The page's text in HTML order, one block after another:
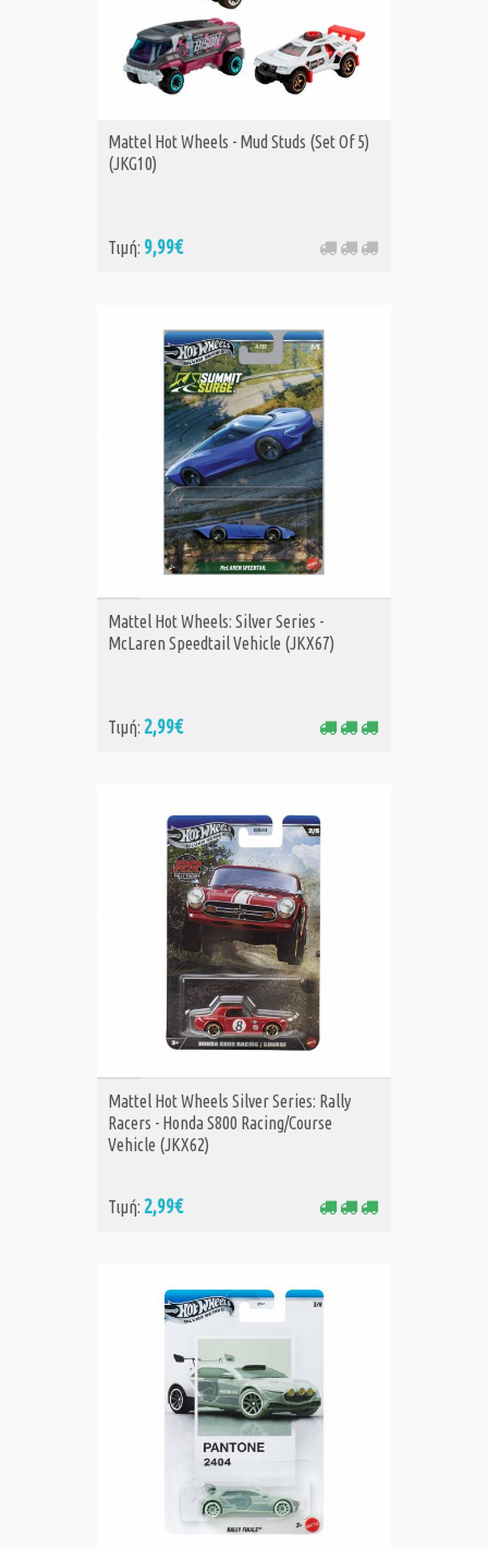
Mattel Hot Wheels - Mud Studs (Set Of 5)
(JKG10)
Τιμή: 9,99€
ΑΓΟΡΑ
Mattel Hot Wheels: Silver Series -
McLaren Speedtail Vehicle (JKX67)
Τιμή: 2,99€
ΑΓΟΡΑ
Mattel Hot Wheels Silver Series: Rally
Racers - Honda S800 Racing/Course
Vehicle (JKX62)
Τιμή: 2,99€